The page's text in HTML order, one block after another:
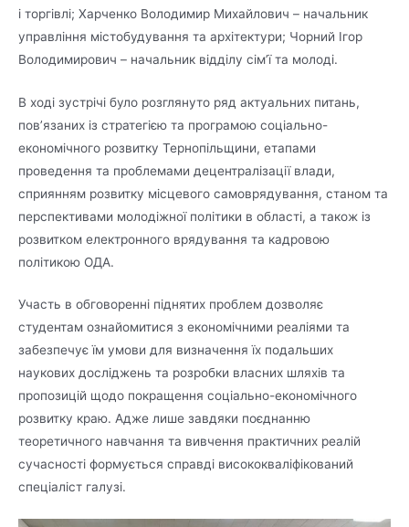
і торгівлі; Харченко Володимир Михайлович – начальник
управління містобудування та архітектури; Чорний Ігор
Володимирович – начальник відділу сім’ї та молоді.
В ході зустрічі було розглянуто ряд актуальних питань,
пов’язаних із стратегією та програмою соціально-
економічного розвитку Тернопільщини, етапами
проведення та проблемами децентралізації влади,
сприянням розвитку місцевого самоврядування, станом та
перспективами молодіжної політики в області, а також із
розвитком електронного врядування та кадровою
політикою ОДА.
Участь в обговоренні піднятих проблем дозволяє
студентам ознайомитися з економічними реаліями та
забезпечує їм умови для визначення їх подальших
наукових досліджень та розробки власних шляхів та
пропозицій щодо покращення соціально-економічного
розвитку краю. Адже лише завдяки поєднанню
теоретичного навчання та вивчення практичних реалій
сучасності формується справді висококваліфікований
спеціаліст галузі.